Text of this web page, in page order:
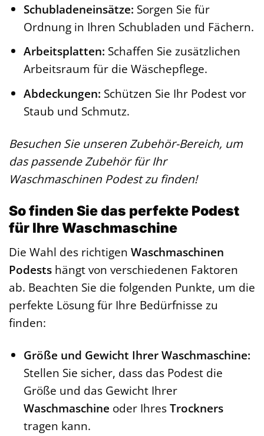
Schubladeneinsätze: Sorgen Sie für
Ordnung in Ihren Schubladen und Fächern.
Arbeitsplatten: Schaffen Sie zusätzlichen
Arbeitsraum für die Wäschepflege.
Abdeckungen: Schützen Sie Ihr Podest vor
Staub und Schmutz.
Besuchen Sie unseren Zubehör-Bereich, um
das passende Zubehör für Ihr
Waschmaschinen Podest zu finden!
So finden Sie das perfekte Podest
für Ihre Waschmaschine
Die Wahl des richtigen Waschmaschinen
Podests hängt von verschiedenen Faktoren
ab. Beachten Sie die folgenden Punkte, um die
perfekte Lösung für Ihre Bedürfnisse zu
finden:
Größe und Gewicht Ihrer Waschmaschine:
Stellen Sie sicher, dass das Podest die
Größe und das Gewicht Ihrer
Waschmaschine oder IhresTrockners
tragen kann.